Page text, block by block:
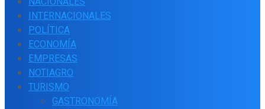
INTERNACIONALES
POLÍTICA
ECONOMÍA
EMPRESAS
NOTIAGRO
TURISMO
GASTRONOMÍA